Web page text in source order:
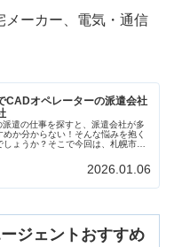
メーカー、電気・通信
CADオペレーターの派遣会社
遣の仕事を探すと、派遣会社が多
か分からない！そんな悩みを抱く
ょうか？そこで今回は、札幌市で
、働きやすさなどを比較しながらラ
2026.01.06
ジェントおすすめ